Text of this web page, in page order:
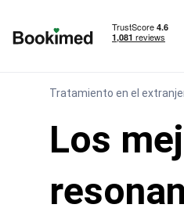
Tratamiento en el
Los